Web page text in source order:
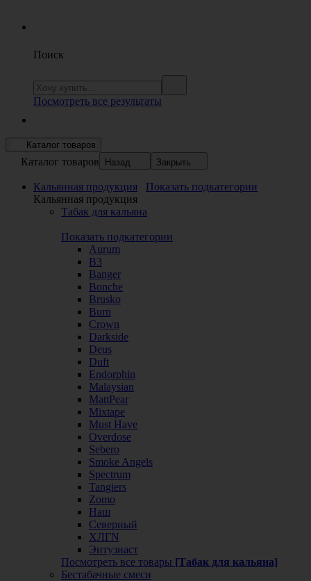
Поиск
Посмотреть все результаты
Каталог товаров
Каталог товаров Назад Закрыть
Кальянная продукция
Показать подкатегории
Кальянная продукция
Табак для кальяна
Показать подкатегории
Aurum
B3
Banger
Bonche
Brusko
Burn
Crown
Darkside
Deus
Duft
Endorphin
Malaysian
MattPear
Mixtape
Must Have
Overdose
Sebero
Smoke Angels
Spectrum
Tangiers
Zomo
Наш
Северный
ХЛГN
Энтузиаст
Посмотреть все товары [Табак для кальяна]
Бестабачные смеси